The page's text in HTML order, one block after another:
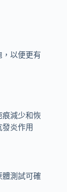
，以便更有
痕減少和恢
炎作用
體測試可確